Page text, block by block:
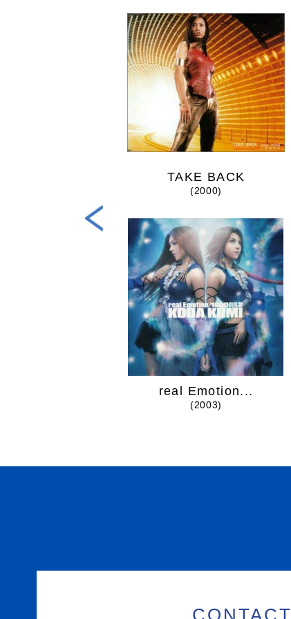
TAKE BACK
(2000)
real Emotion...
(2003)
CONTACT